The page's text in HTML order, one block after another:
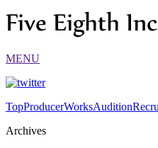
MENU
TopProducerWorksAudition
Archives